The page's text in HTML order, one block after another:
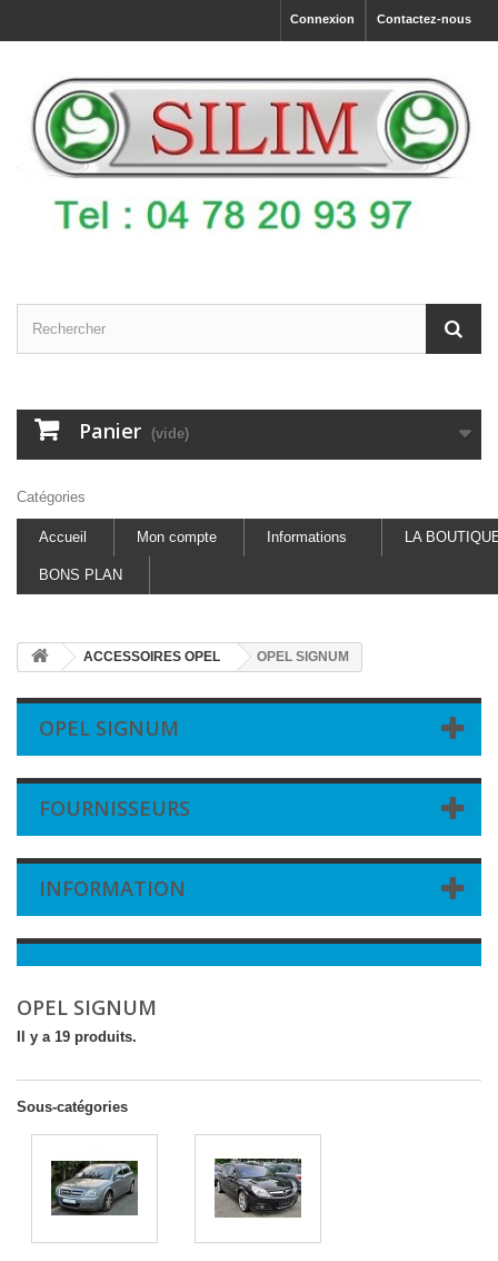
Contactez-nous
Connexion
Panier (vide)
Catégories
Accueil Mon compte Informations LA
BONS PLAN
ACCESSOIRES OPEL OPEL SIGNUM
OPEL SIGNUM
FOURNISSEURS
INFORMATION
OPEL SIGNUM
Il y a 19 produits.
Sous-catégories